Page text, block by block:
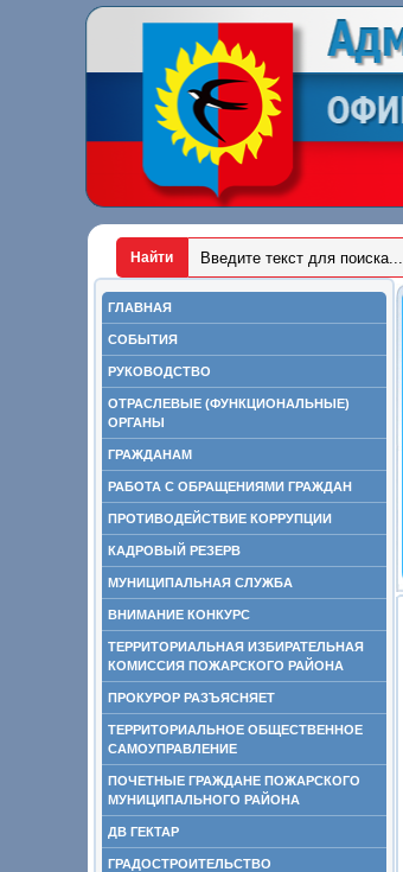
ГЛАВНАЯ
СОБЫТИЯ
РУКОВОДСТВО
ОТРАСЛЕВЫЕ (ФУНКЦИОНАЛЬНЫЕ)
ОРГАНЫ
ГРАЖДАНАМ
РАБОТА С ОБРАЩЕНИЯМИ ГРАЖДАН
ПРОТИВОДЕЙСТВИЕ КОРРУПЦИИ
КАДРОВЫЙ РЕЗЕРВ
МУНИЦИПАЛЬНАЯ СЛУЖБА
ВНИМАНИЕ КОНКУРС
ТЕРРИТОРИАЛЬНАЯ ИЗБИРАТЕЛЬНАЯ
КОМИССИЯ ПОЖАРСКОГО РАЙОНА
ПРОКУРОР РАЗЪЯСНЯЕТ
ТЕРРИТОРИАЛЬНОЕ ОБЩЕСТВЕННОЕ
САМОУПРАВЛЕНИЕ
ПОЧЕТНЫЕ ГРАЖДАНЕ ПОЖАРСКОГО
МУНИЦИПАЛЬНОГО РАЙОНА
ДВ ГЕКТАР
ГРАДОСТРОИТЕЛЬСТВО